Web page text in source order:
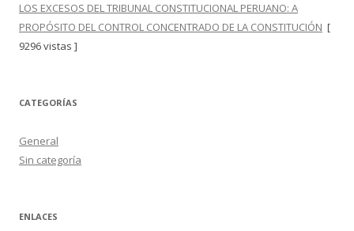
LOS EXCESOS DEL TRIBUNAL CONSTITUCIONAL PERUANO: A
PROPÓSITO DEL CONTROL CONCENTRADO DE LA CONSTITUCIÓN [
9296 vistas ]
CATEGORÍAS
General
Sin categoría
ENLACES